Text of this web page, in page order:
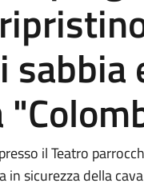
sabbia
il Teatro
sicurezza della